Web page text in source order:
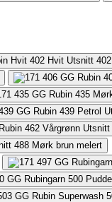
402
488 Mørk brun melert